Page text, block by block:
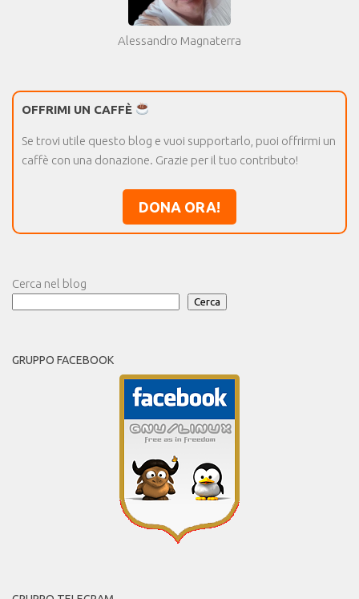
Alessandro Magnaterra
OFFRIMI UN CAFFÈ
Se trovi utile questo blog e vuoi supportarlo, puoi offrirmi un
caffè con una donazione. Grazie per il tuo contributo!
DONA ORA!
Cerca nel blog
Cerca
GRUPPO FACEBOOK